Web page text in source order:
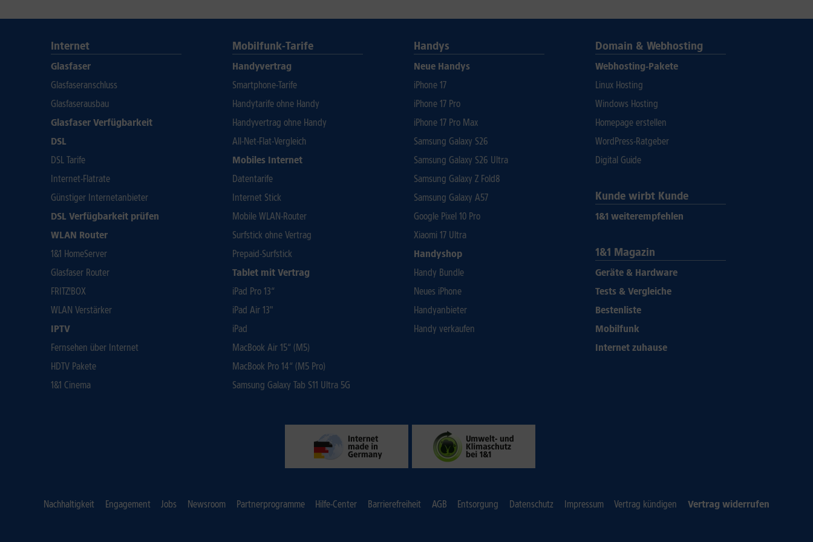
Internet
Glasfaser
Glasfaseranschluss
Glasfaserausbau
Glasfaser Verfügbarkeit
DSL
DSL Tarife
Internet-Flatrate
Günstiger Internetanbieter
DSL Verfügbarkeit prüfen
WLAN Router
1&1 HomeServer
Glasfaser Router
FRITZ!BOX
WLAN Verstärker
IPTV
Fernsehen über Internet
HDTV Pakete
1&1 Cinema
Mobilfunk-Tarife
Handyvertrag
Smartphone-Tarife
Handytarife ohne Handy
Handyvertrag ohne Handy
All-Net-Flat-Vergleich
Mobiles Internet
Datentarife
Internet Stick
Mobile WLAN-Router
Surfstick ohne Vertrag
Prepaid-Surfstick
Tablet mit Vertrag
iPad Pro 13“
iPad Air 13"
iPad
MacBook Air 15“ (M5)
MacBook Pro 14“ (M5 Pro)
Samsung Galaxy Tab S11 Ultra 5G
Handys
Neue Handys
iPhone 17
iPhone 17 Pro
iPhone 17 Pro Max
Samsung Galaxy S26
Samsung Galaxy S26 Ultra
Samsung Galaxy Z Fold8
Samsung Galaxy A57
Google Pixel 10 Pro
Xiaomi 17 Ultra
Handyshop
Handy Bundle
Neues iPhone
Handyanbieter
Handy verkaufen
Domain & Webhosting
Webhosting-Pakete
Linux Hosting
Windows Hosting
Homepage erstellen
WordPress-Ratgeber
Digital Guide
Kunde wirbt Kunde
1&1 weiterempfehlen
1&1 Magazin
Geräte & Hardware
Tests & Vergleiche
Bestenliste
Mobilfunk
Internet zuhause
Nachhaltigkeit Engagement Jobs Newsroom Partnerprogramme Hilfe-Center Barrierefreiheit AGB Entsorgung Datenschutz Impressum Vertrag kündigen Vertrag widerrufen